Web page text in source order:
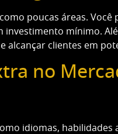
poucas áreas. Você
mínimo.
alcançar clientes em
no
idiomas, habilidades